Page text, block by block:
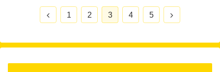
前
1 2 3 4 5
次